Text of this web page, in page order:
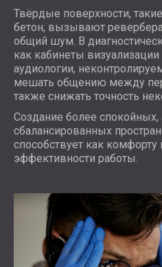
Твёрдые поверхности,
бетон, вызывают
общий шум. В
как кабинеты
аудиологии,
мешать общению между
также снижать точность
Создание более спокойных,
сбалансированных
способствует как комфорту
эффективности работы.